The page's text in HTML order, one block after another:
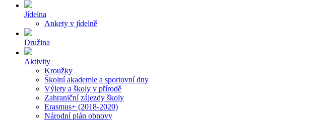
Jídelna
Ankety v jídelně
Družina
Aktivity
Kroužky
Školní akademie a sportovní dny
Výlety a školy v přírodě
Zahraniční zájezdy školy
Erasmus+ (2018-2020)
Národní plán obnovy